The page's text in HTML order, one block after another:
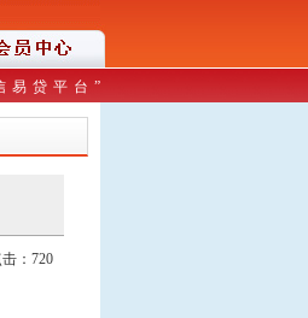
易贷平台”
：720